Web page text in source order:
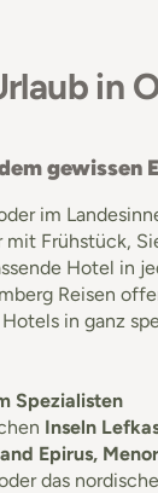
in
gewissen
im
mit Frühstück,
Hotel in
Reisen
in ganz
Spezialisten
Inseln
Epirus,
das